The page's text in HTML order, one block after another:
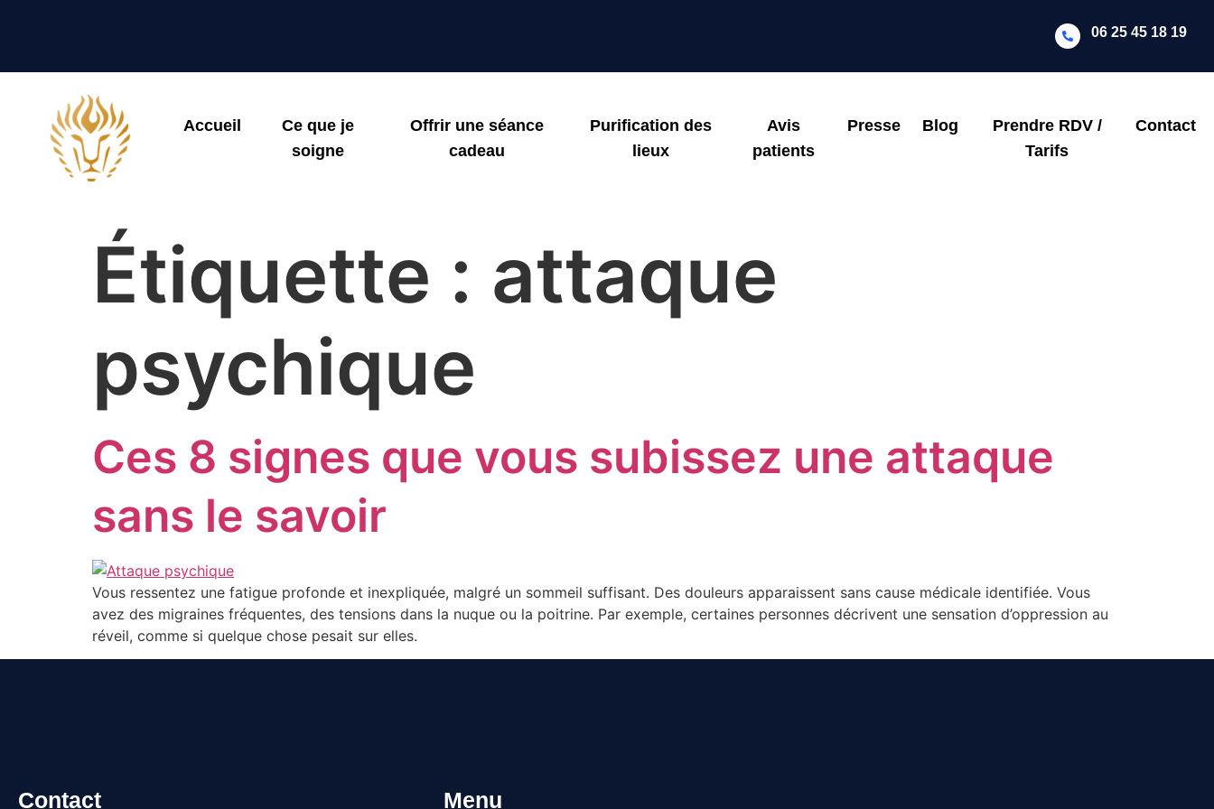
06 25 45 18 19
Accueil
Ce que je
soigne
Offrir une séance
cadeau
Purification des
lieux
Avis
patients
Presse Blog
Prendre RDV /
Tarifs
Contact
Étiquette : attaque
psychique
Ces 8 signes que vous subissez une attaque
sans le savoir
Vous ressentez une fatigue profonde et inexpliquée, malgré un sommeil suffisant. Des douleurs apparaissent sans cause médicale identifiée. Vous
avez des migraines fréquentes, des tensions dans la nuque ou la poitrine. Par exemple, certaines personnes décrivent une sensation d’oppression au
réveil, comme si quelque chose pesait sur elles.
Contact Menu